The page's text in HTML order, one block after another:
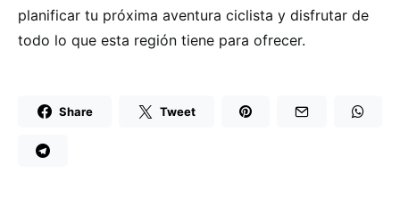
planificar tu próxima aventura ciclista y disfrutar de
todo lo que esta región tiene para ofrecer.
Share Tweet